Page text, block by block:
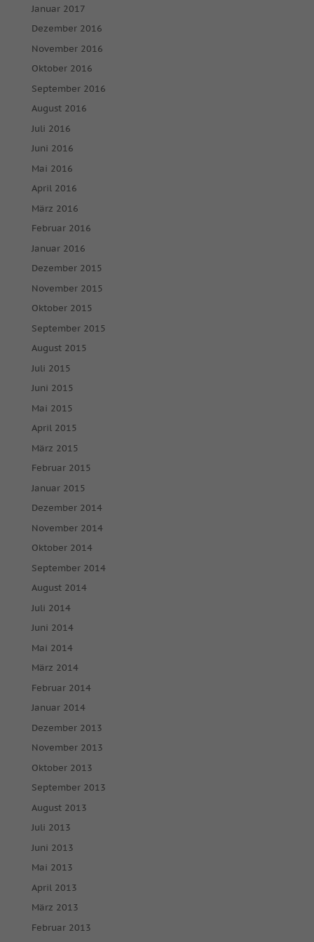
Januar 2017
Dezember 2016
November 2016
Oktober 2016
September 2016
August 2016
Juli 2016
Juni 2016
Mai 2016
April 2016
März 2016
Februar 2016
Januar 2016
Dezember 2015
November 2015
Oktober 2015
September 2015
August 2015
Juli 2015
Juni 2015
Mai 2015
April 2015
März 2015
Februar 2015
Januar 2015
Dezember 2014
November 2014
Oktober 2014
September 2014
August 2014
Juli 2014
Juni 2014
Mai 2014
März 2014
Februar 2014
Januar 2014
Dezember 2013
November 2013
Oktober 2013
September 2013
August 2013
Juli 2013
Juni 2013
Mai 2013
April 2013
März 2013
Februar 2013